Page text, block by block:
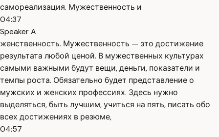
самореализация. Мужественность и
04:37
Speaker A
женственность. Мужественность — это достижение
результата любой ценой. В мужественных культурах
самыми важными будут вещи, деньги, показатели и
темпы роста. Обязательно будет представление о
мужских и женских профессиях. Здесь нужно
выделяться, быть лучшим, учиться на пять, писать обо
всех достижениях в резюме,
04:57